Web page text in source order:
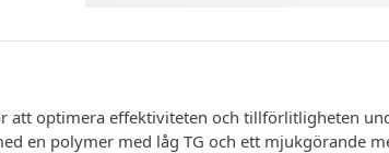
att optimera effektiviteten och tillförlitligheten
en polymer med låg TG och ett mjukgörande